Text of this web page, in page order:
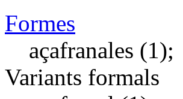
Formes
açafranales (1);
Variants formals